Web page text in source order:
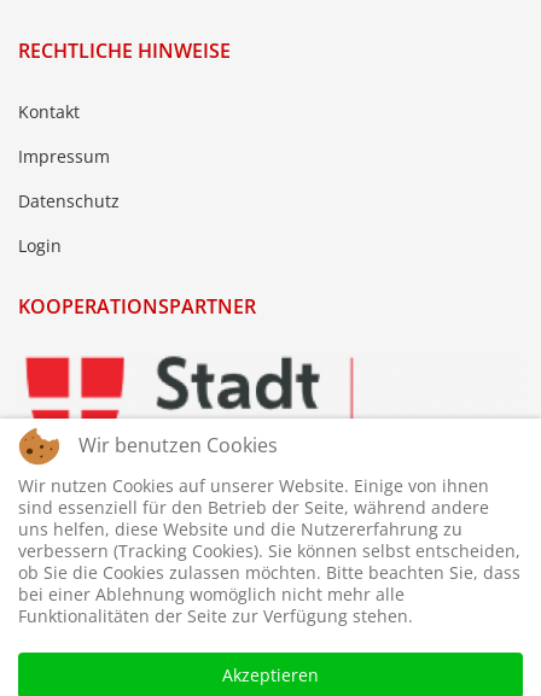
RECHTLICHE HINWEISE
Kontakt
Impressum
Datenschutz
Login
KOOPERATIONSPARTNER
Wir benutzen Cookies
Wir nutzen Cookies auf unserer Website. Einige von ihnen
sind essenziell für den Betrieb der Seite, während andere
uns helfen, diese Website und die Nutzererfahrung zu
verbessern (Tracking Cookies). Sie können selbst entscheiden,
ob Sie die Cookies zulassen möchten. Bitte beachten Sie, dass
bei einer Ablehnung womöglich nicht mehr alle
Funktionalitäten der Seite zur Verfügung stehen.
Akzeptieren